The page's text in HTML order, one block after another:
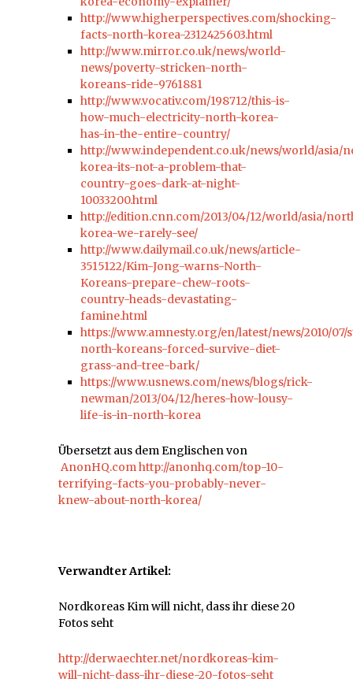
http://www.higherperspectives.com/shocking-
facts-north-korea-2312425603.html
http://www.mirror.co.uk/news/world-
news/poverty-stricken-north-
koreans-ride-9761881
http://www.vocativ.com/198712/this-is-
how-much-electricity-north-korea-
has-in-the-entire-country/
http://www.independent.co.uk/news/world/asia/
korea-its-not-a-problem-that-
country-goes-dark-at-night-
10033200.html
http://edition.cnn.com/2013/04/12/world/asia/
korea-we-rarely-see/
http://www.dailymail.co.uk/news/article-
3515122/Kim-Jong-warns-North-
Koreans-prepare-chew-roots-
country-heads-devastating-
famine.html
https://www.amnesty.org/en/latest/news/2010/
north-koreans-forced-survive-diet-
grass-and-tree-bark/
https://www.usnews.com/news/blogs/rick-
newman/2013/04/12/heres-how-lousy-
life-is-in-north-korea
Übersetzt aus dem Englischen von
AnonHQ.comhttp://anonhq.com/top-10-
terrifying-facts-you-probably-never-
knew-about-north-korea/
Verwandter Artikel:
Nordkoreas Kim will nicht, dass ihr diese 20
Fotos seht
http://derwaechter.net/nordkoreas-kim-
will-nicht-dass-ihr-diese-20-fotos-seht